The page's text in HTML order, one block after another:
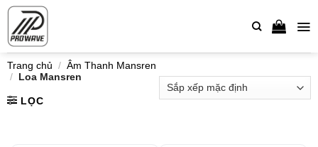
Bỏ
nội
dung
Trang chủ / Âm Thanh Mansren
/ Loa Mansren
LỌC